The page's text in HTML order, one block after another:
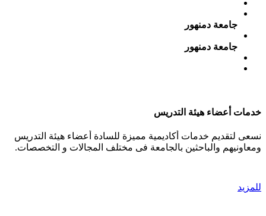
جامعة دمنهور
جامعة دمنهور
خدمات أعضاء هيئة التدريس
نسعى لتقديم خدمات أكاديمية مميزة للسادة أعضاء هيئة التدريس
ومعاونيهم والباحثين بالجامعة فى مختلف المجالات و التخصصات.
للمزيد